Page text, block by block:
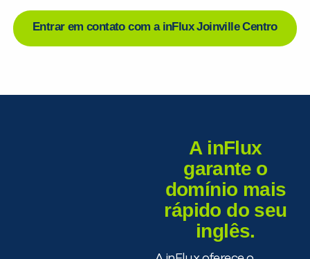
Entrar em contato com a inFlux Joinville Centro
A inFlux
garante o
domínio mais
rápido do seu
inglês.